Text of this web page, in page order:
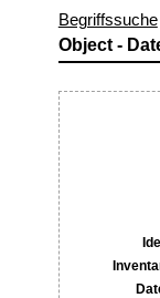
Begriffssuche
Object -